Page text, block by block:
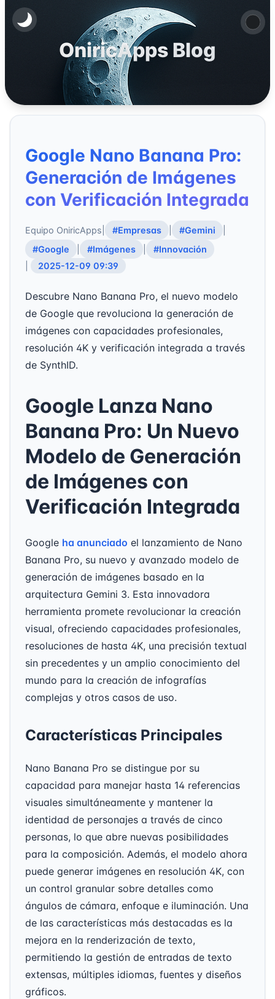
OniricApps Blog
Google Nano Banana Pro:
Generación de Imágenes
con Verificación Integrada
Equipo OniricApps #Empresas #Gemini
#Google
#Imágenes
#Innovación
2025-12-09 09:39
Descubre Nano Banana Pro, el nuevo modelo
de Google que revoluciona la generación de
imágenes con capacidades profesionales,
resolución 4K y verificación integrada a través
de SynthID.
Google Lanza Nano
Banana Pro: Un Nuevo
Modelo de Generación
de Imágenes con
Verificación Integrada
Google ha anunciado el lanzamiento de Nano
Banana Pro, su nuevo y avanzado modelo de
generación de imágenes basado en la
arquitectura Gemini 3. Esta innovadora
herramienta promete revolucionar la creación
visual, ofreciendo capacidades profesionales,
resoluciones de hasta 4K, una precisión textual
sin precedentes y un amplio conocimiento del
mundo para la creación de infografías
complejas y otros casos de uso.
Características Principales
Nano Banana Pro se distingue por su
capacidad para manejar hasta 14 referencias
visuales simultáneamente y mantener la
identidad de personajes a través de cinco
personas, lo que abre nuevas posibilidades
para la composición. Además, el modelo ahora
puede generar imágenes en resolución 4K, con
un control granular sobre detalles como
ángulos de cámara, enfoque e iluminación. Una
de las características más destacadas es la
mejora en la renderización de texto,
permitiendo la gestión de entradas de texto
extensas, múltiples idiomas, fuentes y diseños
gráficos.